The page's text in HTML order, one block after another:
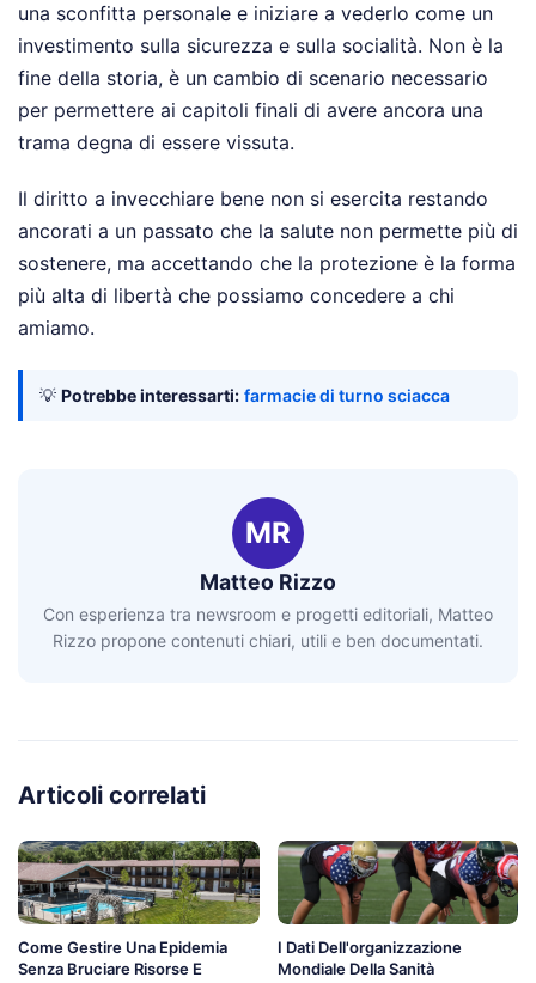
una sconfitta personale e iniziare a vederlo come un
investimento sulla sicurezza e sulla socialità. Non è la
fine della storia, è un cambio di scenario necessario
per permettere ai capitoli finali di avere ancora una
trama degna di essere vissuta.
Il diritto a invecchiare bene non si esercita restando
ancorati a un passato che la salute non permette più di
sostenere, ma accettando che la protezione è la forma
più alta di libertà che possiamo concedere a chi
amiamo.
💡 Potrebbe interessarti: farmacie di turno sciacca
MR
Matteo Rizzo
Con esperienza tra newsroom e progetti editoriali, Matteo
Rizzo propone contenuti chiari, utili e ben documentati.
Articoli correlati
Come Gestire Una Epidemia
Senza Bruciare Risorse E
I Dati Dell'organizzazione
Mondiale Della Sanità